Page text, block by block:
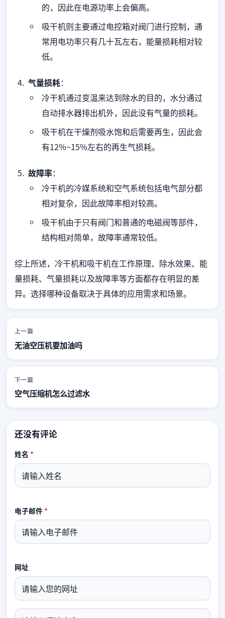
的，因此在电源功率上会偏高。
吸干机则主要通过电控箱对阀门进行控制，通
常用电功率只有几十瓦左右，能量损耗相对较
低。
气量损耗：
冷干机通过变温来达到除水的目的，水分通过
自动排水器排出机外，因此没有气量的损耗。
吸干机在干燥剂吸水饱和后需要再生，因此会
有12%~15%左右的再生气损耗。
故障率：
冷干机的冷媒系统和空气系统包括电气部分都
相对复杂，因此故障率相对较高。
吸干机由于只有阀门和普通的电磁阀等部件，
结构相对简单，故障率通常较低。
综上所述，冷干机和吸干机在工作原理、除水效果、能
量损耗、气量损耗以及故障率等方面都存在明显的差
异。选择哪种设备取决于具体的应用需求和场景。
上一篇
无油空压机要加油吗
下一篇
空气压缩机怎么过滤水
还没有评论
姓名 *
电子邮件*
网址